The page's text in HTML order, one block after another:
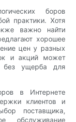
боров
практики. Хотя
важно найти
хорошее
цен у разных
и акций может
без ущерба для
в Интернете
клиентов и
поставщика,
обслуживание